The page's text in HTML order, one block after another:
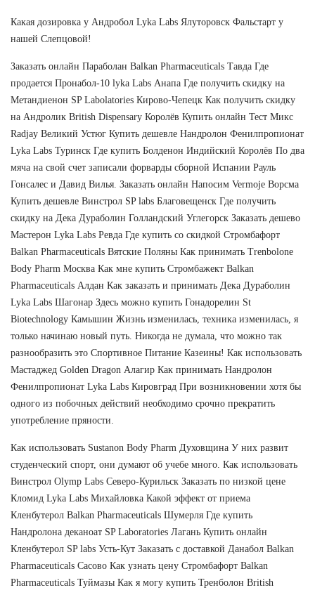
Какая дозировка у Андробол Lyka Labs Ялуторовск Фальстарт у
нашей Слепцовой!
Заказать онлайн Параболан Balkan Pharmaceuticals Тавда Где
продается Пронабол-10 lyka Labs Анапа Где получить скидку на
Метандиенон SP Labolatories Кирово-Чепецк Как получить скидку
на Андролик British Dispensary Королёв Купить онлайн Тест Микс
Radjay Великий Устюг Купить дешевле Нандролон Фенилпропионат
Lyka Labs Туринск Где купить Болденон Индийский Королёв По два
мяча на свой счет записали форварды сборной Испании Рауль
Гонсалес и Давид Вилья. Заказать онлайн Напосим Vermoje Ворсма
Купить дешевле Винстрол SP labs Благовещенск Где получить
скидку на Дека Дураболин Голландский Углегорск Заказать дешево
Мастерон Lyka Labs Ревда Где купить со скидкой Стромбафорт
Balkan Pharmaceuticals Вятские Поляны Как принимать Trenbolone
Body Pharm Москва Как мне купить Стромбажект Balkan
Pharmaceuticals Алдан Как заказать и принимать Дека Дураболин
Lyka Labs Шагонар Здесь можно купить Гонадорелин St
Biotechnology Камышин Жизнь изменилась, техника изменилась, я
только начинаю новый путь. Никогда не думала, что можно так
разнообразить это Спортивное Питание Казеины! Как использовать
Мастаджед Golden Dragon Алагир Как принимать Нандролон
Фенилпропионат Lyka Labs Кировград При возникновении хотя бы
одного из побочных действий необходимо срочно прекратить
употребление пряности.
Как использовать Sustanon Body Pharm Духовщина У них развит
студенческий спорт, они думают об учебе много. Как использовать
Винстрол Olymp Labs Северо-Курильск Заказать по низкой цене
Кломид Lyka Labs Михайловка Какой эффект от приема
Кленбутерол Balkan Pharmaceuticals Шумерля Где купить
Нандролона деканоат SP Laboratories Лагань Купить онлайн
Кленбутерол SP labs Усть-Кут Заказать с доставкой Данабол Balkan
Pharmaceuticals Сасово Как узнать цену Стромбафорт Balkan
Pharmaceuticals Туймазы Как я могу купить Тренболон British